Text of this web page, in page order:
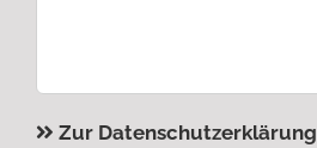
Zur Datenschutzerklärung